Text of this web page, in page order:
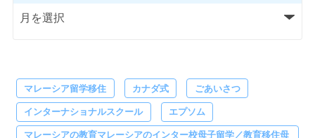
マレーシア留学移住 カナダ式 ごあいさつ
インターナショナルスクール エプソム
マレーシアの教育マレーシアのインター校母子留学／教育移住母